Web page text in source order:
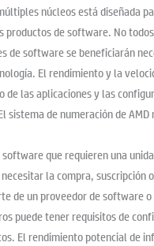
núcleos está diseñada
productos de software. No
de software se beneficiarán
El rendimiento y la
de las aplicaciones y las
sistema de numeración de AMD
que requieren una
la compra, suscripción
de un proveedor de software
puede tener requisitos de
El rendimiento potencial de